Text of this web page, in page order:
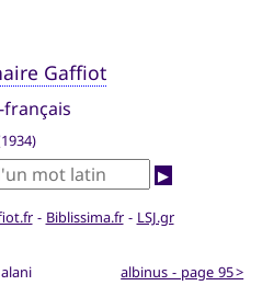
Gaffiot
▶
- Biblissima.fr- LSJ.gr
alani albinus - page 95 >